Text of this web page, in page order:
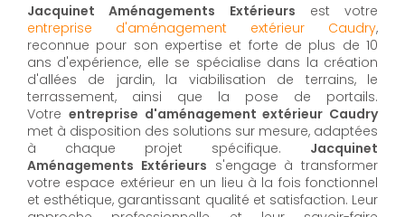
Jacquinet Aménagements Extérieurs est votre
entreprise d'aménagement extérieur Caudry,
reconnue pour son expertise et forte de plus de 10
ans d'expérience, elle se spécialise dans la création
d'allées de jardin, la viabilisation de terrains, le
terrassement, ainsi que la pose de portails.
Votre entreprise d'aménagement extérieur Caudry
met à disposition des solutions sur mesure, adaptées
à chaque projet spécifique. Jacquinet
Aménagements Extérieurs s'engage à transformer
votre espace extérieur en un lieu à la fois fonctionnel
et esthétique, garantissant qualité et satisfaction. Leur